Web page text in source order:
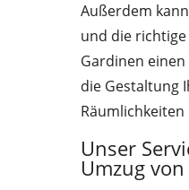
Außerdem
und die
Gardinen
die Gestaltung
Räumlichkeiten
Unser
Umzug